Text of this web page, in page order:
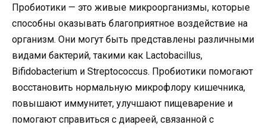
Пробиотики — это живые микроорганизмы, которые
способны оказывать благоприятное воздействие на
организм. Они могут быть представлены различными
видами бактерий, такими как Lactobacillus,
Bifidobacterium и Streptococcus. Пробиотики помогают
восстановить нормальную микрофлору кишечника,
повышают иммунитет, улучшают пищеварение и
помогают справиться с диареей, связанной с